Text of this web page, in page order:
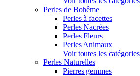
Perles de Bohême
Perles à facettes
Perles Nacrées
Perles Fleurs
Perles Animaux
Voir toutes les catégories
Perles Naturelles
Pierres gemmes